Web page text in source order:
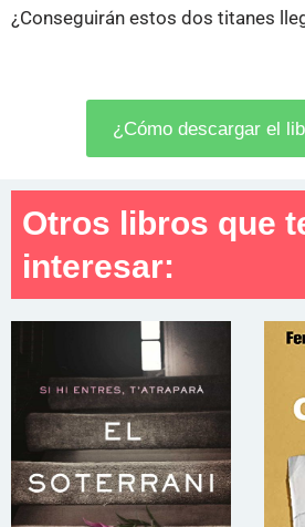
¿Conseguirán estos dos titanes
¿Cómo descargar el
Otros libros que
interesar: